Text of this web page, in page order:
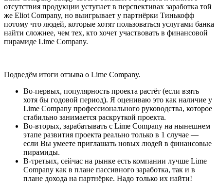
отсутствия продукции уступает в перспективах заработка той
же Eliot Company, но выигрывает у партнёрки Тинькофф
потому что людей, которые хотят пользоваться услугами банка
найти сложнее, чем тех, кто хочет участвовать в финансовой
пирамиде Lime Company.
Подведём итоги отзыва о Lime Company.
Во-первых, популярность проекта растёт (если взять
хотя бы годовой период). Я оцениваю это как наличие у
Lime Company профессионального руководства, которое
стабильно занимается раскруткой проекта.
Во-вторых, зарабатывать с Lime Company на нынешнем
этапе развития проекта реально только в 1 случае —
если Вы умеете приглашать новых людей в финансовые
пирамиды.
В-третьих, сейчас на рынке есть компании лучше Lime
Company как в плане пассивного заработка, так и в
плане дохода на партнёрке. Надо только их найти!